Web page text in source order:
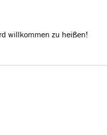
willkommen zu heißen!